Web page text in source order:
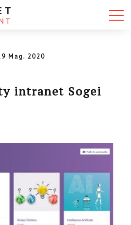
Mag. 2020
intranet Sogei